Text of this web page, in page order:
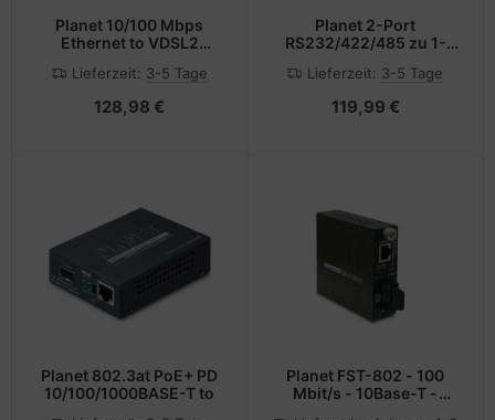
Planet 10/100 Mbps
Ethernet to VDSL2
Converter - Kupferdraht
Lieferzeit: 3-5 Tage
128,98 €
Planet 2-Port
RS232/422/485 zu 1-
Konverter - Converter -
Lieferzeit: 3-5 Tage
119,99 €
Planet 802.3at PoE+ PD
10/100/1000BASE-T to
Planet FST-802 - 100
Mbit/s - 10Base-T -